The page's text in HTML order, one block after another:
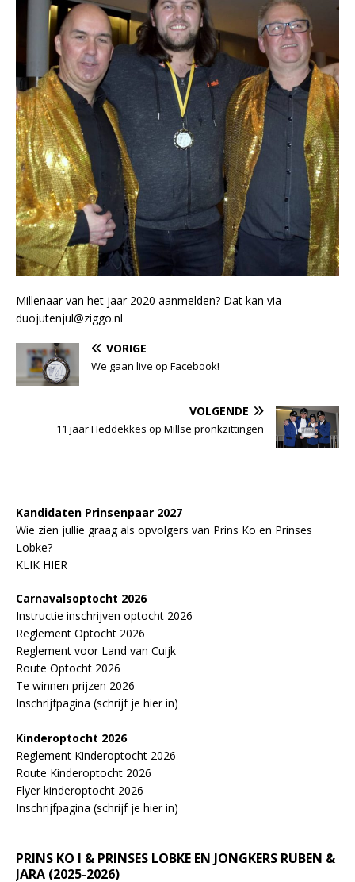
Millenaar van het jaar 2020 aanmelden? Dat kan via
duojutenjul@ziggo.nl
VORIGE
We gaan live op Facebook!
VOLGENDE
11 jaar Heddekkes op Millse pronkzittingen
Kandidaten Prinsenpaar 2027
Wie zien jullie graag als opvolgers van Prins Ko en Prinses
Lobke?
KLIK HIER
Carnavalsoptocht 2026
Instructie inschrijven optocht 2026
Reglement Optocht 2026
Reglement voor Land van Cuijk
Route Optocht 2026
Te winnen prijzen 2026
Inschrijfpagina (schrijf je hier in)
Kinderoptocht 2026
Reglement Kinderoptocht 2026
Route Kinderoptocht 2026
Flyer kinderoptocht 2026
Inschrijfpagina (schrijf je hier in)
PRINS KO I & PRINSES LOBKE EN JONGKERS RUBEN &
JARA (2025-2026)